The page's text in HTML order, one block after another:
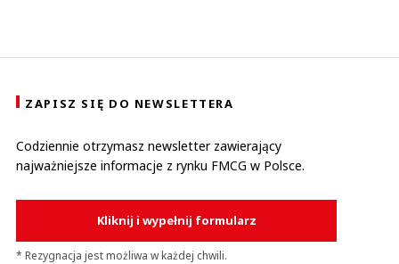
ZAPISZ SIĘ DO NEWSLETTERA
Codziennie otrzymasz newsletter zawierający
najważniejsze informacje z rynku FMCG w Polsce.
Kliknij i wypełnij formularz
* Rezygnacja jest możliwa w każdej chwili.